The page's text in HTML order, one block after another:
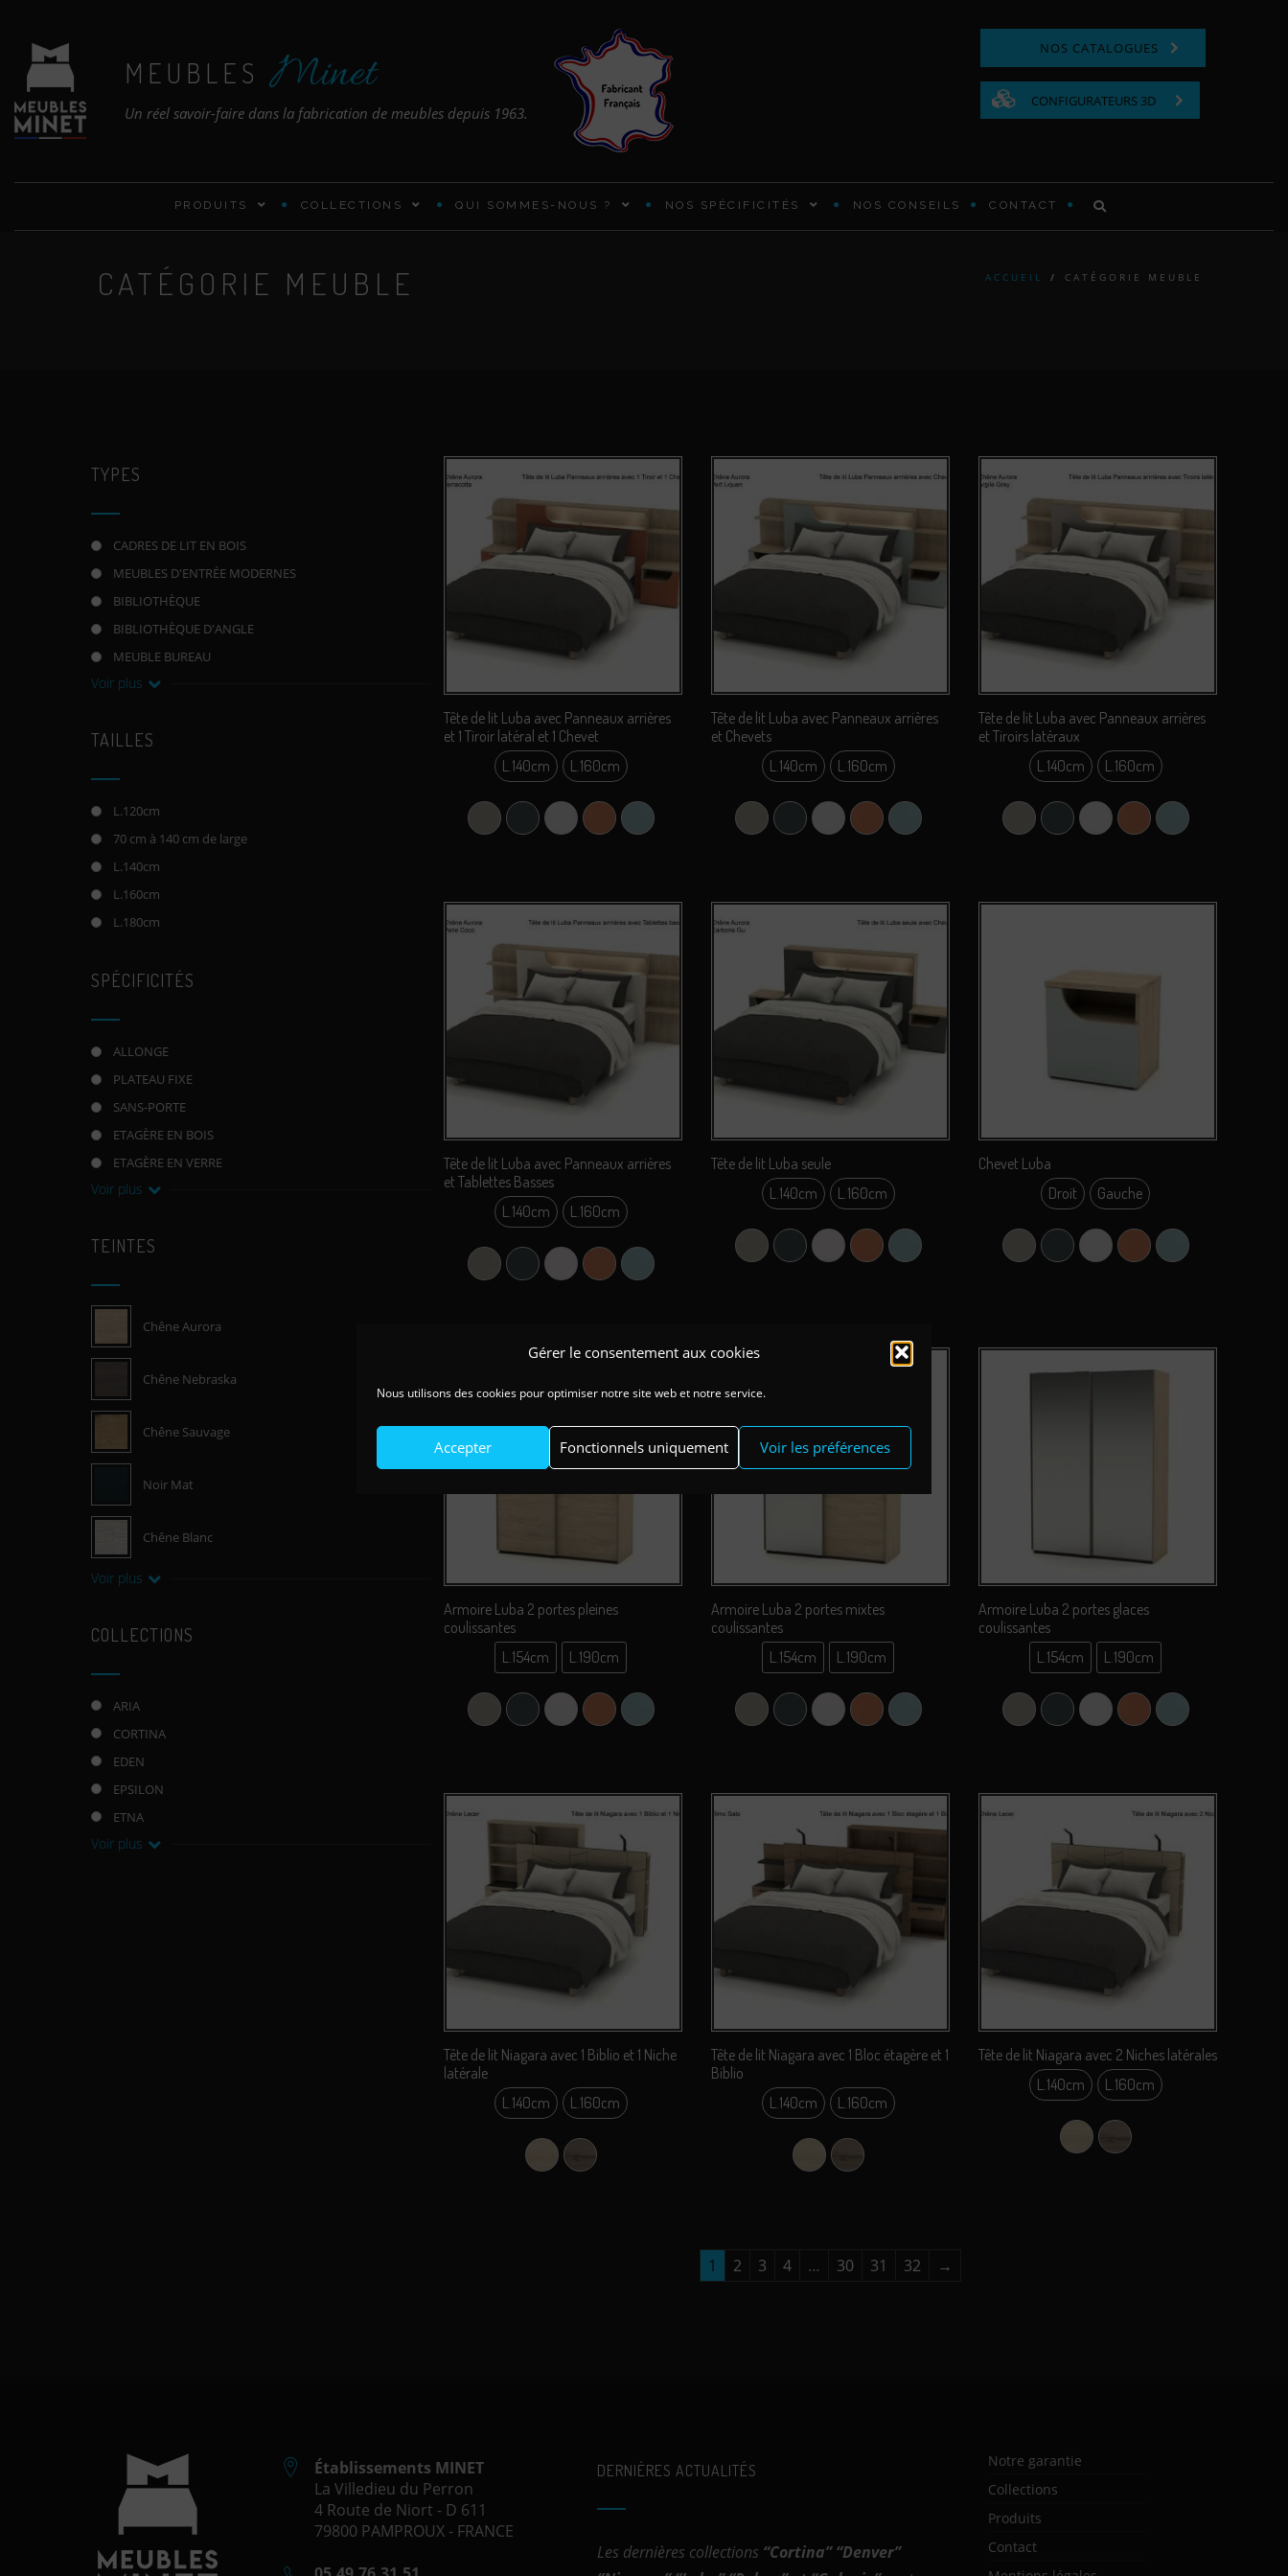
Gérer le consentement aux cookies
Nous utilisons des cookies pour optimiser notre site web et notre service.
Accepter Fonctionnels uniquement Voir les préférences
MEUBLES Minet
Un réel savoir-faire dans la fabrication de meubles depuis 1963.
NOS CATALOGUES
CONFIGURATEURS 3D
PRODUITS COLLECTIONS QUI SOMMES-NOUS ? NOS SPÉCIFICITÉS NOS CONSEILS CONTACT
CATÉGORIE MEUBLE ACCUEIL / CATÉGORIE MEUBLE
TYPES
CADRES DE LIT EN BOIS
MEUBLES D'ENTRÉE MODERNES
BIBLIOTHÈQUE
BIBLIOTHÈQUE D'ANGLE
MEUBLE BUREAU
Voir plus
TAILLES
L.120cm
70 cm à 140 cm de large
L.140cm
L.160cm
L.180cm
SPÉCIFICITÉS
ALLONGE
PLATEAU FIXE
SANS-PORTE
ETAGÈRE EN BOIS
ETAGÈRE EN VERRE
Voir plus
TEINTES
Chêne Aurora
Chêne Nebraska
Chêne Sauvage
Noir Mat
Chêne Blanc
Voir plus
COLLECTIONS
ARIA
CORTINA
EDEN
EPSILON
ETNA
Voir plus
Tête de lit Luba avec Panneaux arrières
et 1 Tiroir latéral et 1 Chevet
L.140cm
L.160cm
L.140cm L.160cm
Argile Grey (Gris Clair)
Carbone Gu (Gris)
Perle CocoTerracottaVert Liquen
Tête de lit Luba avec Panneaux arrières
et Chevets
L.140cm
L.160cm
L.140cm L.160cm
Argile Grey (Gris Clair)
Carbone Gu (Gris)
Perle CocoTerracottaVert Liquen
Tête de lit Luba avec Panneaux arrières
et Tiroirs latéraux
L.140cm
L.160cm
L.140cm L.160cm
Argile Grey (Gris Clair)
Carbone Gu (Gris)
Perle CocoTerracottaVert Liquen
Tête de lit Luba avec Panneaux arrières
et Tablettes Basses
L.140cm
L.160cm
L.140cm L.160cm
Argile Grey (Gris Clair)
Carbone Gu (Gris)
Perle CocoTerracottaVert Liquen
Tête de lit Luba seule
L.140cm
L.160cm
L.140cm L.160cm
Argile Grey (Gris Clair)
Carbone Gu (Gris)
Perle CocoTerracottaVert Liquen
Chevet Luba
Droit
Gauche
Argile Grey (Gris Clair)
Carbone Gu (Gris)
Perle CocoTerracottaVert Liquen
Armoire Luba 2 portes pleines
coulissantes
L.154cm
L.190cm
L.154cm L.190cm
Argile Grey (Gris Clair)
Carbone Gu (Gris)
Perle CocoTerracottaVert Liquen
Armoire Luba 2 portes mixtes
coulissantes
L.154cm
L.190cm
L.154cm L.190cm
Argile Grey (Gris Clair)
Carbone Gu (Gris)
Perle CocoTerracottaVert Liquen
Armoire Luba 2 portes glaces
coulissantes
L.154cm
L.190cm
L.154cm L.190cm
Argile Grey (Gris Clair)
Carbone Gu (Gris)
Perle CocoTerracottaVert Liquen
Tête de lit Niagara avec 1 Biblio et 1 Niche
latérale
L.140cm
L.160cm
L.140cm L.160cm
Chêne LecerOlmo Sabi
Tête de lit Niagara avec 1 Bloc étagère et 1
Biblio
L.140cm
L.160cm
L.140cm L.160cm
Chêne LecerOlmo Sabi
Tête de lit Niagara avec 2 Niches latérales
L.140cm
L.160cm
L.140cm L.160cm
Chêne LecerOlmo Sabi
1 2 3 4 … 30 31 32 →
Établissements MINET
La Villedieu du Perron
4 Route de Niort - D 611
79800 PAMPROUX - FRANCE
DERNIÈRES ACTUALITÉS
Les dernières collections “Cortina” “Denver”
Notre garantie
Collections
Produits
Contact